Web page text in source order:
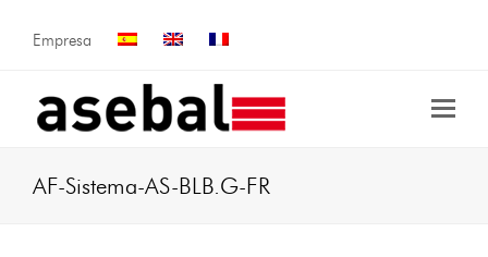
Empresa
AF-Sistema-AS-BLB.G-FR